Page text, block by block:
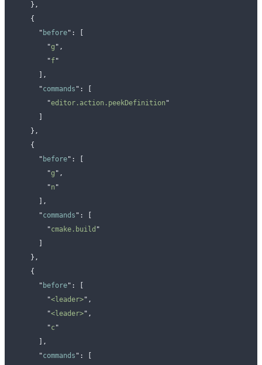
    },
    {
      "
before" :
        "
g " ,
        "
f"
      ],
      "
commands " :
        "
editor.action.peekDefinition "
    },
    {
      "
before" :
        "
g " ,
        "
n "
      ],
      "
commands " :
        "
cmake.build "
    },
    {
      "
before" :
        "
<leader>" ,
        "
<leader>" ,
        "
c"
      ],
      "
commands " :